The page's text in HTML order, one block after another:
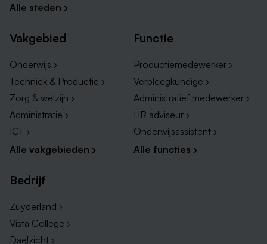
Alle steden ›
Vakgebied
Onderwijs ›
Techniek & Productie ›
Zorg & welzijn ›
Administratie ›
ICT ›
Alle vakgebieden ›
Functie
Productiemedewerker ›
Verpleegkundige ›
Administratief medewerker ›
HR adviseur ›
Onderwijsassistent ›
Alle functies ›
Bedrijf
Zuyderland ›
Vista College ›
Daelzicht ›